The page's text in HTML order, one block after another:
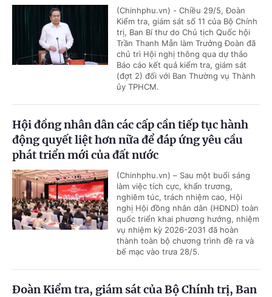
(Chinhphu.vn) - Chiều 29/5, Đoàn
Kiểm tra, giám sát số 11 của Bộ Chính
trị, Ban Bí thư do Chủ tịch Quốc hội
Trần Thanh Mẫn làm Trưởng Đoàn đã
chủ trì Hội nghị thông qua dự thảo
Báo cáo kết quả kiểm tra, giám sát
(đợt 2) đối với Ban Thường vụ Thành
ủy TPHCM.
Hội đồng nhân dân các cấp cần tiếp tục hành
động quyết liệt hơn nữa để đáp ứng yêu cầu
phát triển mới của đất nước
(Chinhphu.vn) – Sau một buổi sáng
làm việc tích cực, khẩn trương,
nghiêm túc, trách nhiệm cao, Hội
nghị Hội đồng nhân dân (HĐND) toàn
quốc triển khai phương hướng, nhiệm
vụ nhiệm kỳ 2026-2031 đã hoàn
thành toàn bộ chương trình đề ra và
bế mạc vào trưa 28/5.
Đoàn Kiểm tra, giám sát của Bộ Chính trị, Ban